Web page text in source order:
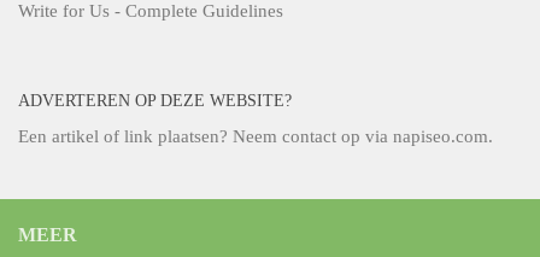
Write for Us - Complete Guidelines
ADVERTEREN OP DEZE WEBSITE?
Een artikel of link plaatsen? Neem contact op via napiseo.com.
MEER